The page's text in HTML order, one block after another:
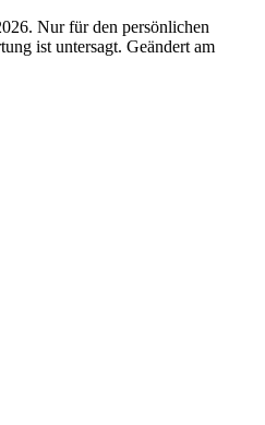
Nur für den persönlichen
ist untersagt. Geändert am